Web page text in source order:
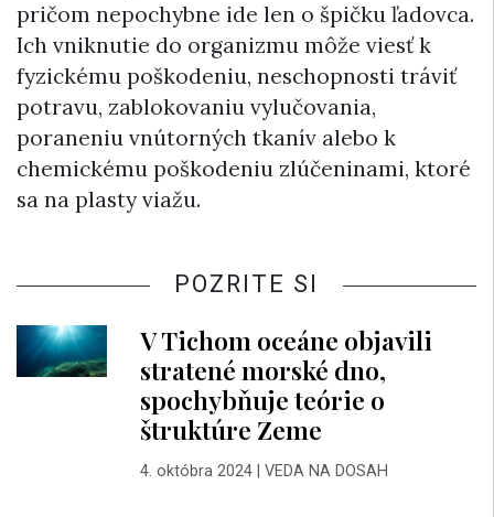
pričom nepochybne ide len o špičku ľadovca.
Ich vniknutie do organizmu môže viesť k
fyzickému poškodeniu, neschopnosti tráviť
potravu, zablokovaniu vylučovania,
poraneniu vnútorných tkanív alebo k
chemickému poškodeniu zlúčeninami, ktoré
sa na plasty viažu.
POZRITE SI
V Tichom oceáne objavili
stratené morské dno,
spochybňuje teórie o
štruktúre Zeme
4. októbra 2024| VEDA NA DOSAH